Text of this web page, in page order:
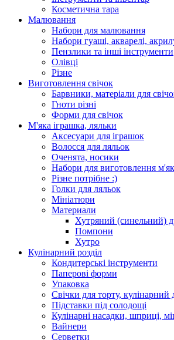
Косметична тара
Малювання
Набори для малювання
Набори гуаші, акварелі,
Пензлики та інші інструменти
Олівці
Різне
Виготовлення свічок
Барвники, матеріали для
Гноти різні
Форми для свічок
М'яка іграшка, ляльки
Аксесуари для іграшок
Волосся для ляльок
Оченята, носики
Набори для виготовлення
Різне потрібне :)
Голки для ляльок
Мініатюри
Материали
Хутряний (синельний)
Помпони
Хутро
Кулінарний розділ
Кондитерські інструменти
Паперові форми
Упаковка
Свічки для торту, кулінарний
Підставки під солодощі
Кулінарні насадки, шприці,
Вайнери
Серветки